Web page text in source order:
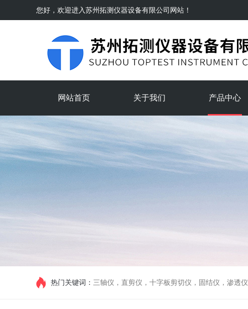
您好，欢迎进入苏州拓测仪器设备有限公司 网站！
网站首页 关于我们 产品中心
热门关键词： 三轴仪，直剪仪，十字板剪切仪，固结仪，渗透